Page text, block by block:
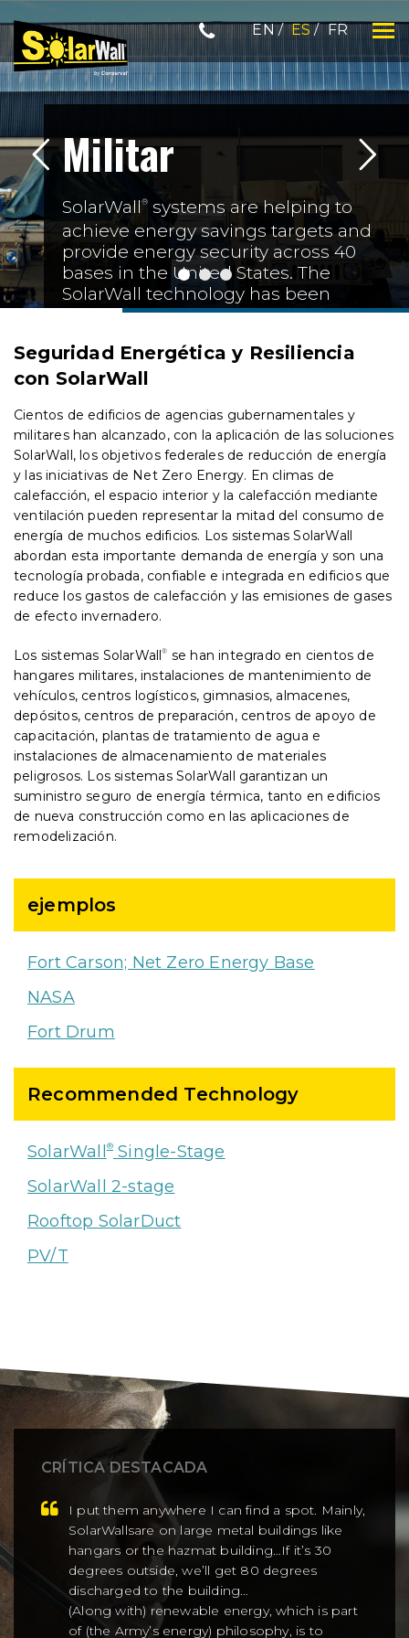
to
content
EN ES FR
SOLARWALL
Militar
SolarWall® systems are helping to
achieve energy savings targets and
provide energy security across 40
bases in the United States. The
SolarWall technology has been
extensively used across the United
Force, Coast Guard, and Navy. It is
also used in National Guard facilities,
Agency and the Department of
Veteran’s Affairs.
Seguridad Energética y Resiliencia
con SolarWall
Cientos de edificios de agencias gubernamentales y
militares han alcanzado, con la aplicación de las soluciones
SolarWall, los objetivos federales de reducción de energía
y las iniciativas de Net Zero Energy. En climas de
calefacción, el espacio interior y la calefacción mediante
ventilación pueden representar la mitad del consumo de
energía de muchos edificios. Los sistemas SolarWall
abordan esta importante demanda de energía y son una
tecnología probada, confiable e integrada en edificios que
reduce los gastos de calefacción y las emisiones de gases
de efecto invernadero.
Los sistemas SolarWall® se han integrado en cientos de
hangares militares, instalaciones de mantenimiento de
vehículos, centros logísticos, gimnasios, almacenes,
depósitos, centros de preparación, centros de apoyo de
capacitación, plantas de tratamiento de agua e
instalaciones de almacenamiento de materiales
peligrosos. Los sistemas SolarWall garantizan un
suministro seguro de energía térmica, tanto en edificios
de nueva construcción como en las aplicaciones de
remodelización.
ejemplos
Fort Carson; Net Zero Energy Base
NASA
Fort Drum
Recommended Technology
SolarWall® Single-Stage
SolarWall 2-stage
Rooftop SolarDuct
PV/T
CRÍTICA DESTACADA
I put them anywhere I can find a spot. Mainly,
SolarWallsare on large metal buildings like
hangars or the hazmat building…If it’s 30
degrees outside, we’ll get 80 degrees
discharged to the building…
(Along with) renewable energy, which is part
of (the Army’s energy) philosophy, is to